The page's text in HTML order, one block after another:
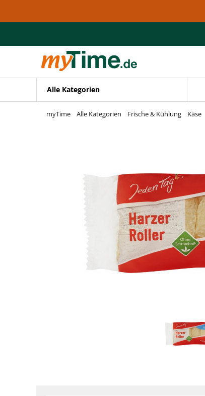
Zur Navigation springen
Alle Kategorien
myTime Alle Kategorien Frische & Kühlung Käse